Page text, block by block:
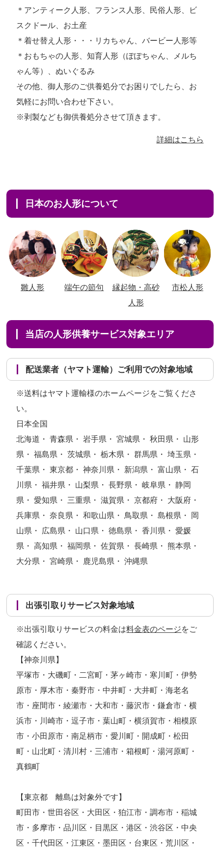
＊アンティーク人形、フランス人形、民俗人形、ビ
スクドール、お土産
＊着せ替え人形・・・リカちゃん、バービー人形等
＊おもちゃの人形、知育人形（ぽぽちゃん、メルち
ゃん等）、ぬいぐるみ
その他、御人形のご供養処分でお困りでしたら、お
気軽にお問い合わせ下さい。
※剥製なども御供養処分させて頂きます。
詳細はこちら
日本のお人形について
雛人形 端午の節句
縁起物・高砂
人形
市松人形
当店の人形供養サービス対象エリア
配送業者（ヤマト運輸）ご利用での対象地域
※送料はヤマト運輸様のホームページをご覧くださ
い。
日本全国
北海道・ 青森県・ 岩手県・ 宮城県・ 秋田県・ 山形
県・ 福島県・ 茨城県・ 栃木県・ 群馬県・ 埼玉県・
千葉県・ 東京都・ 神奈川県・ 新潟県・ 富山県・ 石
川県・ 福井県・ 山梨県・ 長野県・ 岐阜県・ 静岡
県・ 愛知県・ 三重県・ 滋賀県・ 京都府・ 大阪府・
兵庫県・ 奈良県・ 和歌山県・ 鳥取県・ 島根県・ 岡
山県・ 広島県・ 山口県・ 徳島県・ 香川県・ 愛媛
県・ 高知県・ 福岡県・ 佐賀県・ 長崎県・ 熊本県・
大分県・ 宮崎県・ 鹿児島県・ 沖縄県
出張引取りサービス対象地域
※出張引取りサービスの料金は料金表のページをご
確認ください。
【神奈川県】
平塚市・大磯町・二宮町・茅ヶ崎市・寒川町・伊勢
原市・厚木市・秦野市・中井町・大井町・海老名
市・座間市・綾瀬市・大和市・藤沢市・鎌倉市・横
浜市・川崎市・逗子市・葉山町・横須賀市・相模原
市・小田原市・南足柄市・愛川町・開成町・松田
町・山北町・清川村・三浦市・箱根町・湯河原町・
真鶴町
【東京都 離島は対象外です】
町田市・世田谷区・大田区・狛江市・調布市・稲城
市・多摩市・品川区・目黒区・港区・渋谷区・中央
区・千代田区・江東区・墨田区・台東区・荒川区・